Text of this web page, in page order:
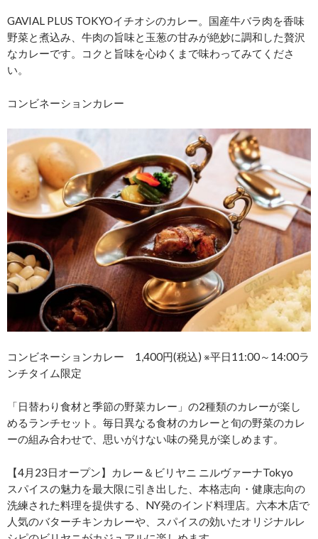
GAVIAL PLUS TOKYOイチオシのカレー。国産牛バラ肉を香味
野菜と煮込み、牛肉の旨味と玉葱の甘みが絶妙に調和した贅沢
なカレーです。コクと旨味を心ゆくまで味わってみてくださ
い。
コンビネーションカレー
コンビネーションカレー 1,400円(税込) ※平日11:00～14:00ラ
ンチタイム限定
「日替わり食材と季節の野菜カレー」の2種類のカレーが楽し
めるランチセット。毎日異なる食材のカレーと旬の野菜のカレ
ーの組み合わせで、思いがけない味の発見が楽しめます。
【4月23日オープン】カレー＆ビリヤニ ニルヴァーナTokyo
スパイスの魅力を最大限に引き出した、本格志向・健康志向の
洗練された料理を提供する、NY発のインド料理店。六本木店で
人気のバターチキンカレーや、スパイスの効いたオリジナルレ